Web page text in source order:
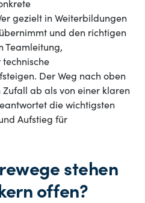
gezielt in Weiterbildungen
und den richtigen
Teamleitung,
Der Weg nach oben
ab als von einer klaren
die wichtigsten
Aufstieg für
stehen
offen?